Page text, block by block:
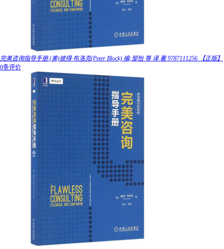
完美咨询指导手册 (美)彼得·布洛克(Peter Block) 编;邹怡 等 译 著 9787111256 【正版】
0条评价